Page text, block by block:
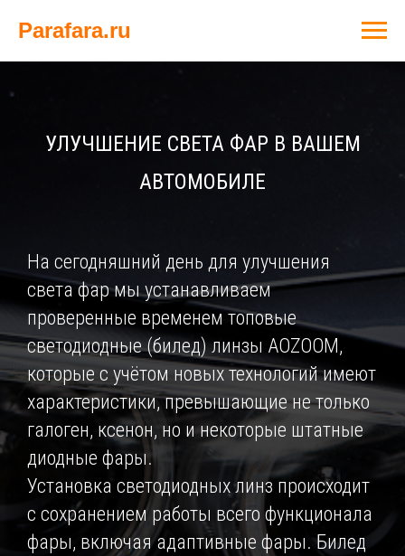
Parafara.ru
УЛУЧШЕНИЕ СВЕТА ФАР В ВАШЕМ
АВТОМОБИЛЕ
На сегодняшний день для улучшения
света фар мы устанавливаем
проверенные временем топовые
светодиодные (билед) линзы AOZOOM,
которые с учётом новых технологий имеют
характеристики, превышающие не только
галоген, ксенон, но и некоторые штатные
диодные фары.
Установка светодиодных линз происходит
с сохранением работы всего функционала
фары, включая адаптивные фары. Билед